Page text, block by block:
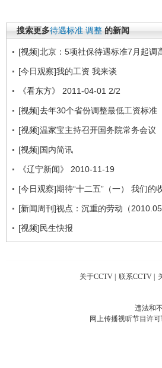
搜索更多待遇标准 调整 的新闻
[视频]北京：5项社保待遇标准7月起调
[今日观察]我的工资 我来谈
《看东方》 2011-04-01 2/2
[视频]去年30个省份调整最低工资标准
[视频]温家宝主持召开国务院常务会议
[视频]国内简讯
《辽宁新闻》 2010-11-19
[今日观察]期待“十二五”（一） 我们
[新闻周刊]视点：沉重的劳动（
[视频]民生快报
关于CCTV | 联系CCTV |
违法和
网上传播视听节目许可